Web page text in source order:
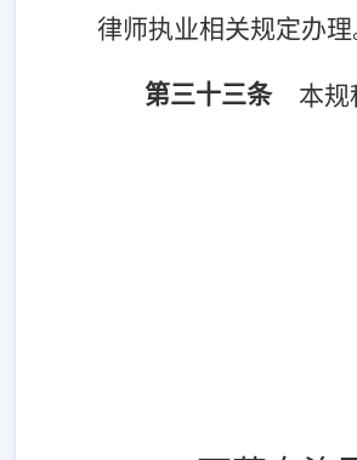
律师执业相关规定办理
第三十三条 本规